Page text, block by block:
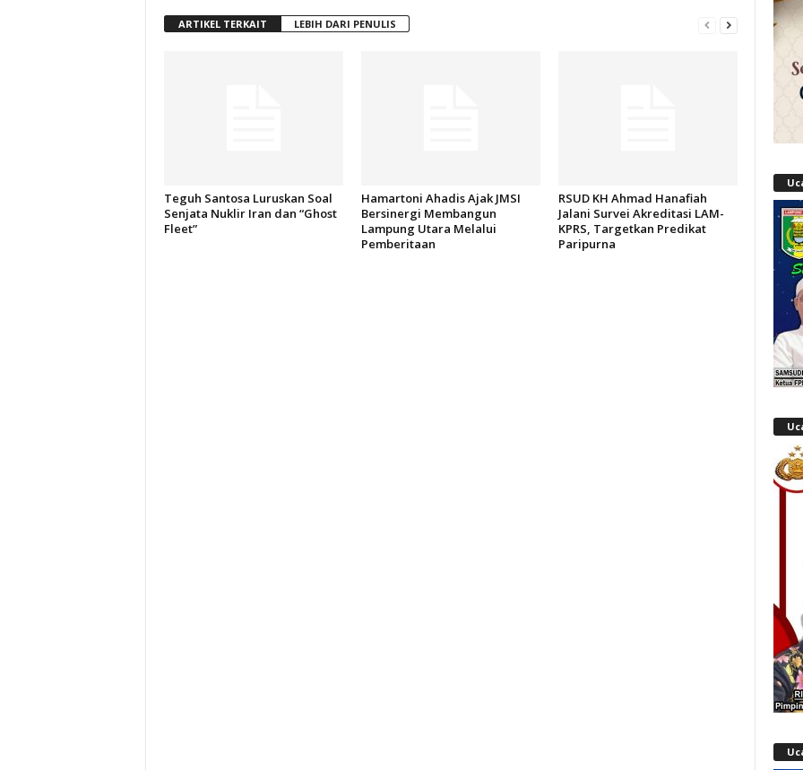
ARTIKEL TERKAIT LEBIH DARI PENULIS
Teguh Santosa Luruskan Soal
Senjata Nuklir Iran dan “Ghost
Fleet”
Hamartoni Ahadis Ajak JMSI
Bersinergi Membangun
Lampung Utara Melalui
Pemberitaan
RSUD KH Ahmad Hanafiah
Jalani Survei Akreditasi LAM-
KPRS, Targetkan Predikat
Paripurna